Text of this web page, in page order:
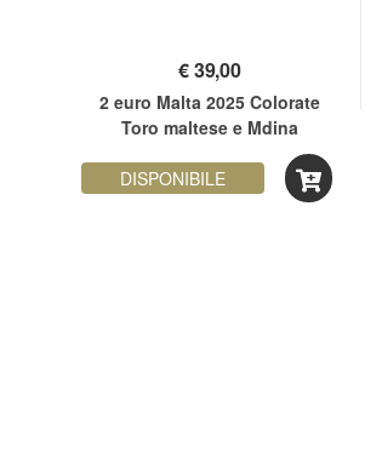
€39,00
2 euro Malta 2025 Colorate
Toro maltese e Mdina
DISPONIBILE